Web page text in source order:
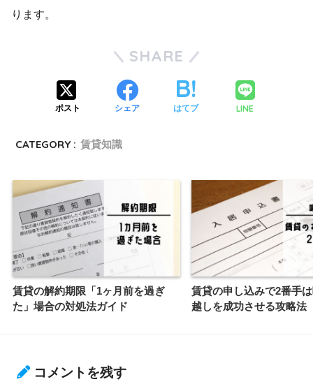
ります。
SHARE
ポスト シェア はてブ LINE
CATEGORY : 賃貸知識
賃貸の解約期限「1ヶ月前を過ぎ
た」場合の対処法ガイド
賃貸の申し込みで2番手
越しを成功させる攻略法
コメントを残す